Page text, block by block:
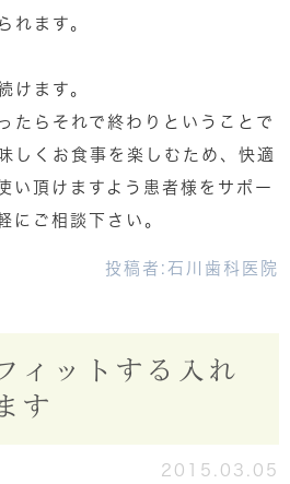
れます。
けます。
たらそれで終わりということで
しくお食事を楽しむため、快適
い頂けますよう患者様をサポー
にご相談下さい。
投稿者: 石川歯科医院
ィットする入れ
す
2015.03.05